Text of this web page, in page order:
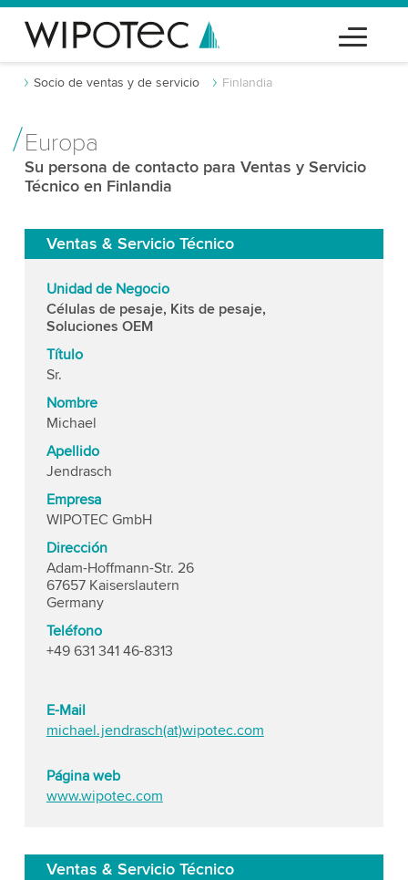
Socio de ventas y de servicio Finlandia
Europa
Su persona de contacto para Ventas y Servicio
Técnico en Finlandia
Ventas & Servicio Técnico
Unidad de Negocio
Células de pesaje, Kits de pesaje,
Soluciones OEM
Título
Sr.
Nombre
Michael
Apellido
Jendrasch
Empresa
WIPOTEC GmbH
Dirección
Adam-Hoffmann-Str. 26
67657 Kaiserslautern
Germany
Teléfono
+49 631 341 46-8313
E-Mail
michael.jendrasch(at)wipotec.com
Página web
www.wipotec.com
Ventas & Servicio Técnico